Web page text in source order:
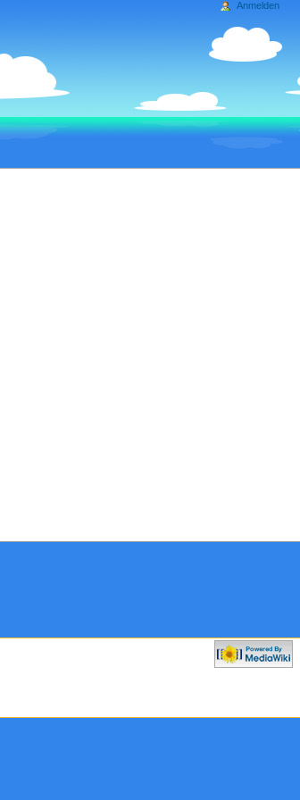
Anmelden